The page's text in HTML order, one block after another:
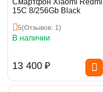
Смартфон Xiaomi Redmi
15C 8/256Gb Black
5(Отзывов: 1)
В наличии
13 400 ₽